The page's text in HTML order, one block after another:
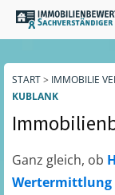
START> IMMOBILIE
KUBLANK
Ganz gleich, ob
Wertermittlung